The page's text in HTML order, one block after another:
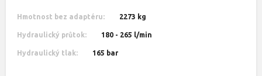
Hmotnost bez adaptéru: 2273 kg
Hydraulický průtok: 180 - 265 l/min
Hydraulický tlak: 165 bar